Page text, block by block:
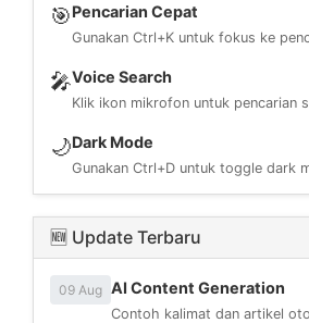
🎯Pencarian Cepat
Gunakan Ctrl+K untuk fokus ke
🎤Voice Search
Klik ikon mikrofon untuk pencarian
🌙Dark Mode
Gunakan Ctrl+D untuk toggle dark
🆕 Update Terbaru
09 Aug AI Content Generation
Contoh kalimat dan artikel